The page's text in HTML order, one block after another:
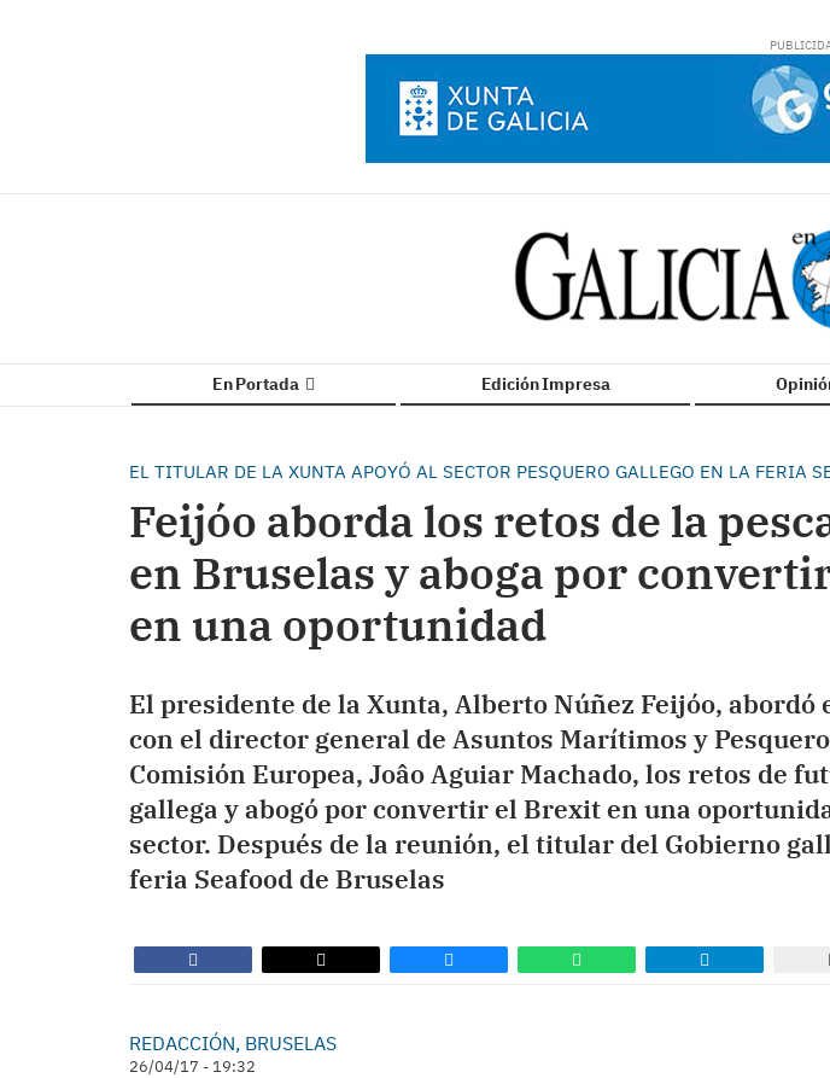
En Portada Edición Impresa
EL TITULAR DE LA XUNTA APOYÓ AL SECTOR PESQUERO GALLEGO EN LA FERIA
Feijóo aborda los retos de la
en Bruselas y aboga por
en una oportunidad
El presidente de la Xunta, Alberto Núñez Feijóo, abordó
con el director general de Asuntos Marítimos y
Comisión Europea, Joâo Aguiar Machado, los retos de
gallega y abogó por convertir el Brexit en una
sector. Después de la reunión, el titular del Gobierno
feria Seafood de Bruselas
REDACCIÓN, BRUSELAS
26/04/17 - 19:32